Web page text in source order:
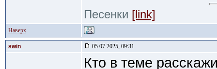
Песенки [link]
Наверх
swin 05.07.2025, 09:31
Кто в теме